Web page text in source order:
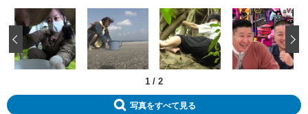
1 / 2
‹
写真をすべて見る